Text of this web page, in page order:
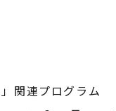
関連プログラム